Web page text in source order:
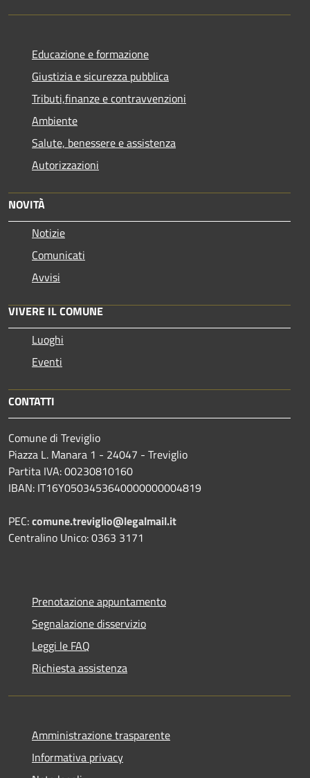
Educazione e formazione
Giustizia e sicurezza pubblica
Tributi,finanze e contravvenzioni
Ambiente
Salute, benessere e assistenza
Autorizzazioni
NOVITÀ
Notizie
Comunicati
Avvisi
VIVERE IL COMUNE
Luoghi
Eventi
CONTATTI
Comune di Treviglio
Piazza L. Manara 1 - 24047 - Treviglio
Partita IVA: 00230810160
IBAN: IT16Y0503453640000000004819
PEC:comune.treviglio@legalmail.it
Centralino Unico: 0363 3171
Prenotazione appuntamento
Segnalazione disservizio
Leggi le FAQ
Richiesta assistenza
Amministrazione trasparente
Informativa privacy